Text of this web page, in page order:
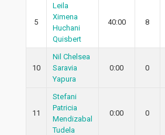
5
Leila
Ximena
Huchani
Quisbert
40:00 8
10
Nil Chelsea
Saravia
Yapura
0:00 0
11
Stefani
Patricia
Mendizabal
Tudela
0:00 0